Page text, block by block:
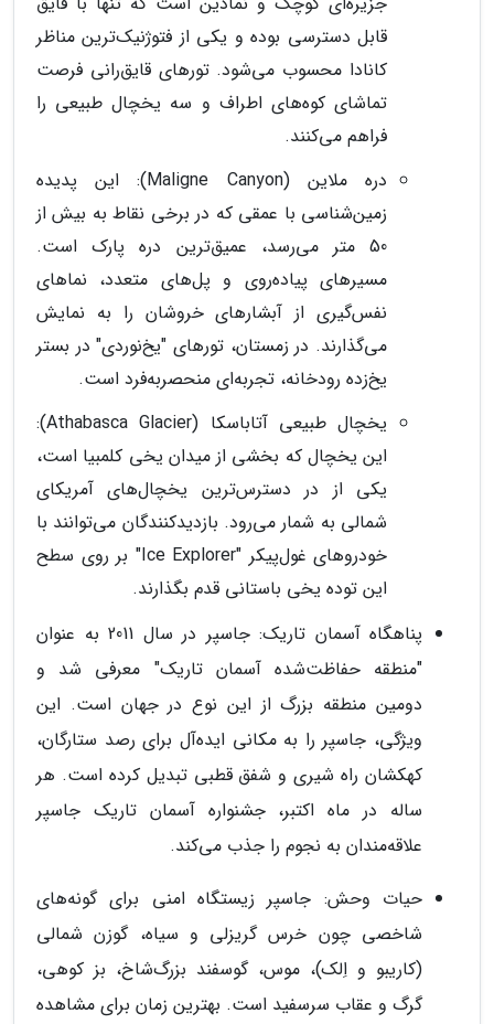
قابل دسترسی بوده و یکی از فتوژنیک‌ترین مناظر
کانادا محسوب می‌شود. تورهای قایق‌رانی فرصت
تماشای کوه‌های اطراف و سه یخچال طبیعی را
فراهم می‌کنند.
دره ملاین (Maligne Canyon): این پدیده
زمین‌شناسی با عمقی که در برخی نقاط به بیش از
50 متر می‌رسد، عمیق‌ترین دره پارک است.
مسیرهای پیاده‌روی و پل‌های متعدد، نماهای
نفس‌گیری از آبشارهای خروشان را به نمایش
می‌گذارند. در زمستان، تورهای "یخ‌نوردی" در بستر
یخ‌زده رودخانه، تجربه‌ای منحصربه‌فرد است.
یخچال طبیعی آتاباسکا (Athabasca Glacier):
این یخچال که بخشی از میدان یخی کلمبیا است،
یکی از در دسترس‌ترین یخچال‌های آمریکای
شمالی به شمار می‌رود. بازدیدکنندگان می‌توانند با
خودروهای غول‌پیکر "Ice Explorer" بر روی سطح
این توده یخی باستانی قدم بگذارند.
پناهگاه آسمان تاریک: جاسپر در سال 2011 به عنوان
"منطقه حفاظت‌شده آسمان تاریک" معرفی شد و
دومین منطقه بزرگ از این نوع در جهان است. این
ویژگی، جاسپر را به مکانی ایده‌آل برای رصد ستارگان،
کهکشان راه شیری و شفق قطبی تبدیل کرده است. هر
ساله در ماه اکتبر، جشنواره آسمان تاریک جاسپر
علاقه‌مندان به نجوم را جذب می‌کند.
حیات وحش: جاسپر زیستگاه امنی برای گونه‌های
شاخصی چون خرس گریزلی و سیاه، گوزن شمالی
(کاریبو و اِلک)، موس، گوسفند بزرگ‌شاخ، بز کوهی،
گرگ و عقاب سرسفید است. بهترین زمان برای مشاهده